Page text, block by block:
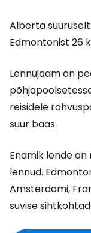
Alberta
Edmontonist 26
Lennujaam on
reisidele
suur baas.
Enamik lende on
lennud.
Amsterdami,
suvise